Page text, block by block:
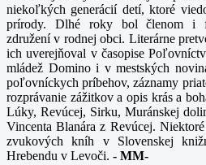
niekoľkých generácií detí, ktoré
prírody. Dlhé roky bol členom i
združení v rodnej obci. Literárne
ich uverejňoval v časopise
mládež Domino i v mestských
poľovníckych príbehov, záznamy
rozprávanie zážitkov a opis krás a
Lúky, Revúcej, Sirku, Muránskej
Vincenta Blanára z Revúcej.
zvukových kníh v Slovenskej
Hrebendu v Levoči. - MM-